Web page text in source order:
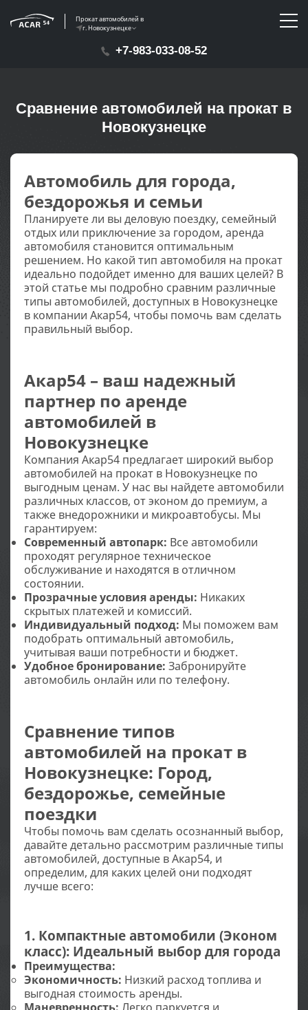
Прокат автомобилей в
г. Новокузнецке
+7-983-033-08-52
Сравнение автомобилей на прокат в
Новокузнецке
Автомобиль для города,
бездорожья и семьи
Планируете ли вы деловую поездку, семейный
отдых или приключение за городом, аренда
автомобиля становится оптимальным
решением. Но какой тип автомобиля на прокат
идеально подойдет именно для ваших целей? В
этой статье мы подробно сравним различные
типы автомобилей, доступных в Новокузнецке
в компании Акар54, чтобы помочь вам сделать
правильный выбор.
Акар54 – ваш надежный
партнер по аренде
автомобилей в
Новокузнецке
Компания Акар54 предлагает широкий выбор
автомобилей на прокат в Новокузнецке по
выгодным ценам. У нас вы найдете автомобили
различных классов, от эконом до премиум, а
также внедорожники и микроавтобусы. Мы
гарантируем:
Современный автопарк: Все автомобили
проходят регулярное техническое
обслуживание и находятся в отличном
состоянии.
Прозрачные условия аренды: Никаких
скрытых платежей и комиссий.
Индивидуальный подход: Мы поможем вам
подобрать оптимальный автомобиль,
учитывая ваши потребности и бюджет.
Удобное бронирование: Забронируйте
автомобиль онлайн или по телефону.
Сравнение типов
автомобилей на прокат в
Новокузнецке: Город,
бездорожье, семейные
поездки
Чтобы помочь вам сделать осознанный выбор,
давайте детально рассмотрим различные типы
автомобилей, доступные в Акар54, и
определим, для каких целей они подходят
лучше всего:
1. Компактные автомобили (Эконом
класс): Идеальный выбор для города
Преимущества:
Экономичность: Низкий расход топлива и
выгодная стоимость аренды.